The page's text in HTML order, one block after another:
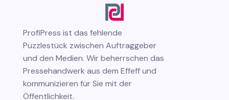
ProfiPress ist das fehlende
Puzzlestück zwischen Auftraggeber
und den Medien. Wir beherrschen das
Pressehandwerk aus dem Effeff und
kommunizieren für Sie mit der
Öffentlichkeit.